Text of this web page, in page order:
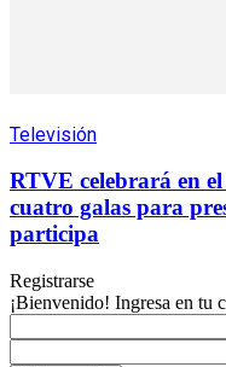
Televisión
RTVE celebrará en
cuatro galas para
participa
Registrarse
¡Bienvenido! Ingresa en tu